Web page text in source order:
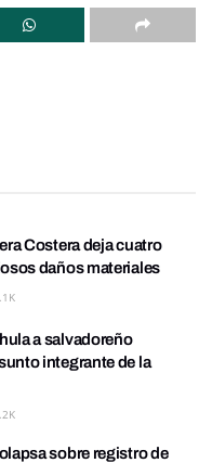
Costera deja cuatro
daños materiales
a salvadoreño
integrante de la
sobre registro de